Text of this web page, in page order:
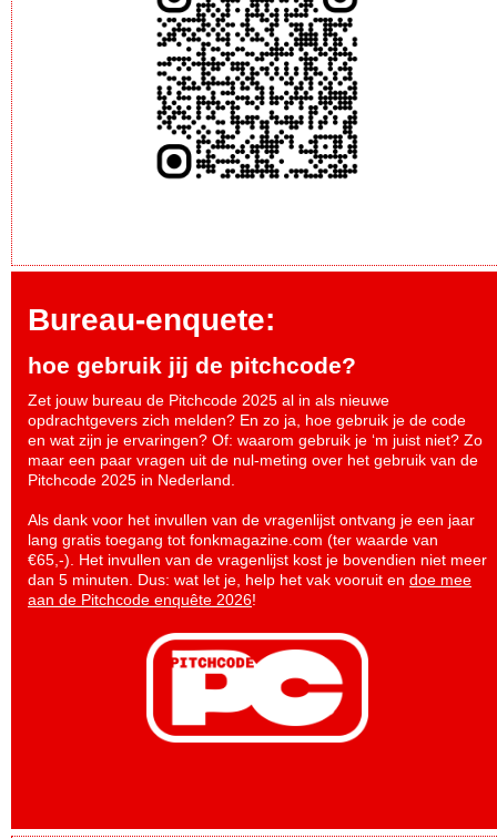
Bureau-enquete:
hoe gebruik jij de pitchcode?
Zet jouw bureau de Pitchcode 2025 al in als nieuwe
opdrachtgevers zich melden? En zo ja, hoe gebruik je de code
en wat zijn je ervaringen? Of: waarom gebruik je ‘m juist niet? Zo
maar een paar vragen uit de nul-meting over het gebruik van de
Pitchcode 2025 in Nederland.
Als dank voor het invullen van de vragenlijst ontvang je een jaar
lang gratis toegang tot fonkmagazine.com (ter waarde van
€65,-). Het invullen van de vragenlijst kost je bovendien niet meer
dan 5 minuten. Dus: wat let je, help het vak vooruit en doe mee
aan de Pitchcode enquête 2026!